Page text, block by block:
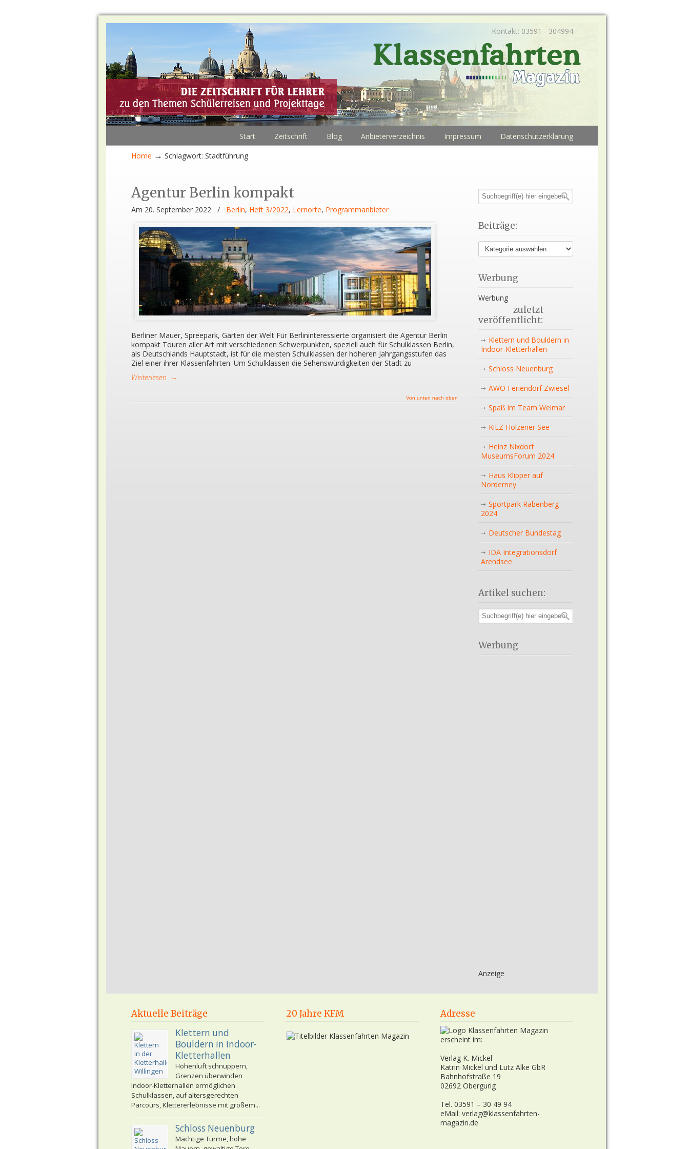
Kontakt: 03591 - 304994
Start Zeitschrift Blog Anbieterverzeichnis Impressum
Datenschutzerklärung
Home → Schlagwort: Stadtführung
Agentur Berlin kompakt
Am 20. September 2022 / Berlin, Heft 3/2022, Lernorte, Programmanbieter
Berliner Mauer, Spreepark, Gärten der Welt Für Berlininteressierte organisiert die Agentur Berlin
kompakt Touren aller Art mit verschiedenen Schwerpunkten, speziell auch für Schulklassen Berlin,
als Deutschlands Hauptstadt, ist für die meisten Schulklassen der höheren Jahrgangsstufen das
Ziel einer ihrer Klassenfahrten. Um Schulklassen die Sehenswürdigkeiten der Stadt zu
Weiterlesen →
Von unten nach oben
Beiträge:
Werbung
Werbung
zuletzt
veröffentlicht:
Klettern und Bouldern in
Indoor-Kletterhallen
Schloss Neuenburg
AWO Feriendorf Zwiesel
Spaß im Team Weimar
KiEZ Hölzener See
Heinz Nixdorf
MuseumsForum 2024
Haus Klipper auf
Norderney
Sportpark Rabenberg
2024
Deutscher Bundestag
IDA Integrationsdorf
Arendsee
Artikel suchen:
Werbung
Anzeige
Aktuelle Beiträge
Klettern und
Bouldern in Indoor-
Kletterhallen
Höhenluft schnuppern,
Grenzen überwinden
Indoor-Kletterhallen ermöglichen
Schulklassen, auf altersgerechten
Parcours, Klettererlebnisse mit großem...
Schloss Neuenburg
Mächtige Türme, hohe
20 Jahre KFM Adresse
erscheint im:
Verlag K. Mickel
Katrin Mickel und Lutz Alke GbR
Bahnhofstraße 19
02692 Obergurig
Tel. 03591 – 30 49 94
eMail: verlag@klassenfahrten-
magazin.de